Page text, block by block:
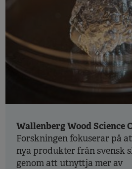
Wallenberg Wood Science
Forskningen fokuserar på
nya produkter från svensk
genom att utnyttja mer av